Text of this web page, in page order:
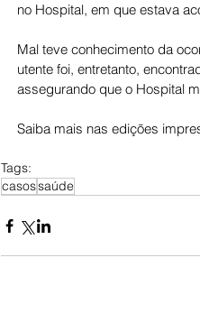
no Hospital, em que estava
Mal teve conhecimento da
utente foi, entretanto,
assegurando que o Hospital
Saiba mais nas edições
Tags:
casossaúde